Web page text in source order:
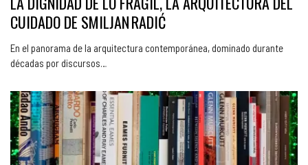
CUIDADO DE SMILJAN RADIĆ
En el panorama de la arquitectura contemporánea, dominado durante
décadas por discursos…